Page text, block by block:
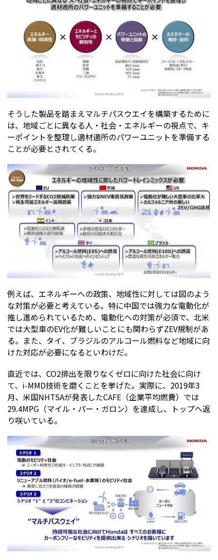
そうした製品を踏まえマルチパスウエイを構築するために
は、地域ごとに異なる人・社会・エネルギーの視点で、キ
ーポイントを整理し適材適所のパワーユニットを準備する
ことが必要とされてくる。
例えば、エネルギーへの政策、地域性に対しては図のよう
な対策が必要と考えている。特に中国では強力な電動化が
推し進められているため、電動化への対策が必須で、北米
では大型車のEV化が難しいことにも関わらずZEV規制があ
る。また、タイ、ブラジルのアルコール燃料など地域に向
けた対応が必要になるといわけだ。
直近では、CO2排出を限りなくゼロに向けた社会に向け
て、i-MMD技術を磨くことを挙げた。実際に、2019年3
月、米国NHTSAが発表したCAFE（企業平均燃費）では
29.4MPG（マイル・パー・ガロン）を達成し、トップへ返
り咲いている。